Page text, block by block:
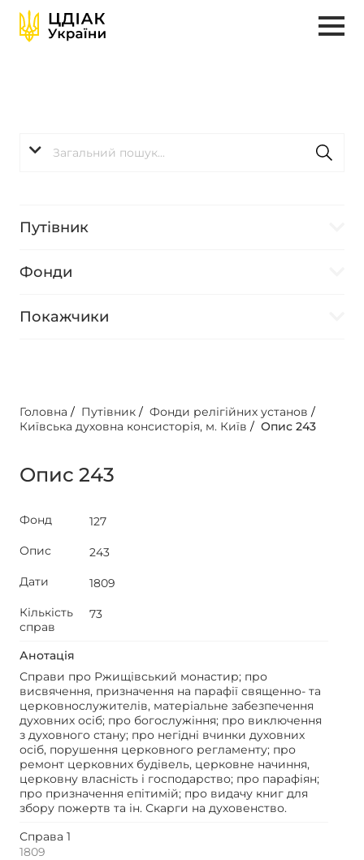
Путівник
Фонди
Покажчики
Головна / Путівник / Фонди релігійних установ /
Київська духовна консисторія, м. Київ / Опис 243
Опис 243
Фонд
127
Опис
243
Дати
1809
Кількість
справ
73
Анотація
Справи про Ржищівський монастир; про
висвячення, призначення на парафії священно- та
церковнослужителів, матеріальне забезпечення
духовних осіб; про богослужіння; про виключення
з духовного стану; про негідні вчинки духовних
осіб, порушення церковного регламенту; про
ремонт церковних будівель, церковне начиння,
церковну власність і господарство; про парафіян;
про призначення епітимій; про видачу книг для
збору пожертв та ін. Скарги на духовенство.
Справа 1
1809